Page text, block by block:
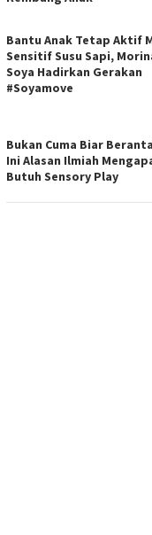
Bantu Anak Tetap Aktif
Sensitif Susu Sapi,
Soya Hadirkan Gerakan
#Soyamove
Bukan Cuma Biar
Ini Alasan Ilmiah
Butuh Sensory Play